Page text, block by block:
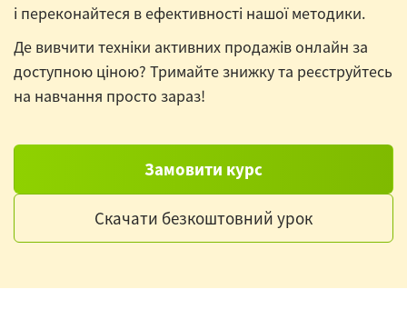
і переконайтеся в ефективності нашої методики.
Де вивчити техніки активних продажів онлайн за
доступною ціною? Тримайте знижку та реєструйтесь
на навчання просто зараз!
Замовити курс
Скачати безкоштовний урок